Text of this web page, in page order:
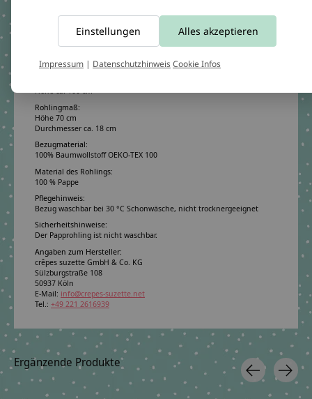
Video-Anleitung
Produktangaben:
GTIN:4250608122123
Höhe ca. 100 cm
Rohlingmaß:
Höhe 70 cm
Durchmesser ca. 18 cm
Bezugmaterial:
100% Baumwollstoff OEKO-TEX 100
Material des Rohlings:
100 % Pappe
Pflegehinweis:
Bezug waschbar bei 30 °C Schonwäsche, nicht trocknergeeignet
Sicherheitshinweise:
Der Papprohling ist nicht waschbar.
Angaben zum Hersteller:
crêpes suzette GmbH & Co. KG
Sülzburgstraße 108
50937 Köln
E-Mail: info@crepes-suzette.net
Tel.: +49 221 2616939
Ergänzende Produkte
Carousel items
Einstellungen Alles akzeptieren
Impressum | DatenschutzhinweisCookie Infos